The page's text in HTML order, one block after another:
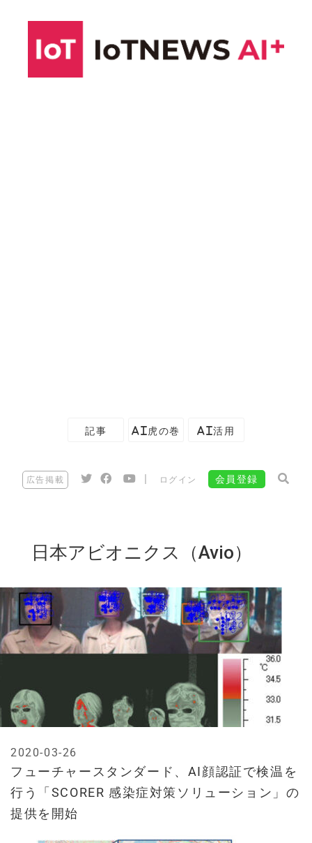
記事 AI虎の巻 AI活用
広告掲載 ログイン 会員登録
日本アビオニクス（Avio）
フューチャースタンダード、AI顔認証で検温を
行う「SCORER 感染症対策ソリューション」の
提供を開始
2020-03-26